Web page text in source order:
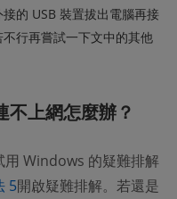
的 USB 裝置拔出電腦再接
行再嘗試一下文中的其他
不上網怎麼辦？
用 Windows 的疑難排解
5開啟疑難排解。若還是